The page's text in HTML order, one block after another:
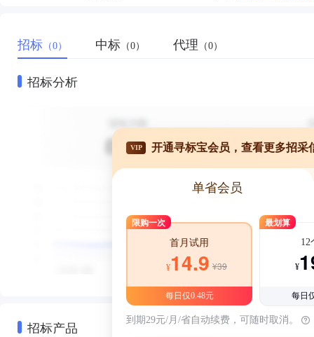
招标 （0） 中标 （0） 代理 （0）
招标分析
招标产品
VIP 开通寻标宝会员，查看更多招采
单省会员
限购一次
首月试用
¥14.9 ¥39
每日仅0.48元
最划算
12
¥
每日
到期29元/月/省自动续费，可随时取消。